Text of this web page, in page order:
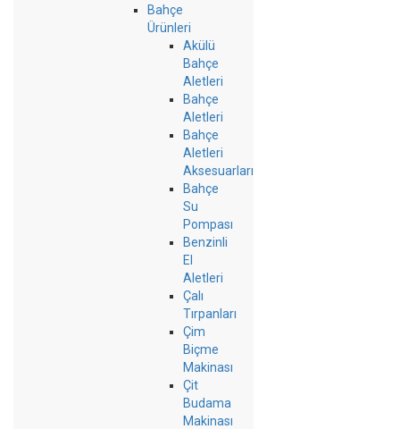
Bahçe
Ürünleri
Akülü
Bahçe
Aletleri
Bahçe
Aletleri
Bahçe
Aletleri
Aksesuarları
Bahçe
Su
Pompası
Benzinli
El
Aletleri
Çalı
Tırpanları
Çim
Biçme
Makinası
Çit
Budama
Makinası